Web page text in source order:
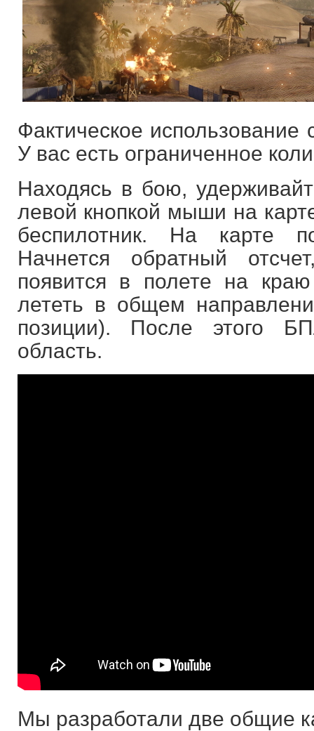
Фактическое использование
У вас есть ограниченное
Находясь в бою,
левой кнопкой мыши на
беспилотник. На карте
Начнется обратный
появится в полете на
лететь в общем
позиции). После этого
область.
Мы разработали две общие